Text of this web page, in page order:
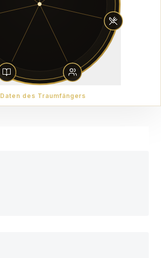
Daten des Traumfängers